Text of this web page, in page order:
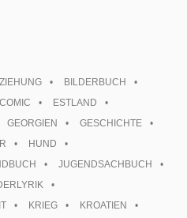
BILDERBUCH
COMIC
ESTLAND
GEORGIEN
GESCHICHTE
HUND
JUGENDSACHBUCH
KRIEG
KROATIEN